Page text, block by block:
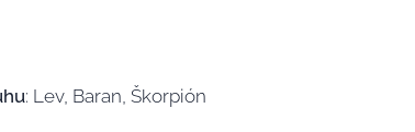
: Lev, Baran, Škorpión